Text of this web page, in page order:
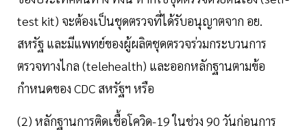
test kit) จะต้องเป็นชุดตรวจที่ได้รับอนุญาตจาก อย.
สหรัฐ และมีแพทย์ของผู้ผลิตชุดตรวจร่วมกระบวนการ
ตรวจทางไกล (telehealth) และออกหลักฐานตามข้อ
กำหนดของ CDC สหรัฐฯ หรือ
(2) หลักฐานการติดเชื้อโควิด-19 ในช่วง 90 วันก่อนการ